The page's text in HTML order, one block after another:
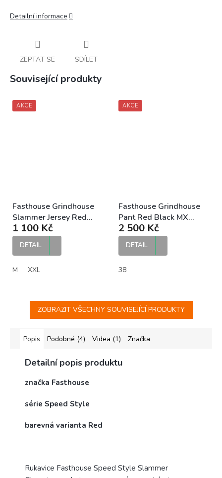
Detailní informace
ZEPTAT SE SDÍLET
Související produkty
AKCE
Fasthouse Grindhouse
Slammer Jersey Red
Black MX dres
1 100 Kč
DETAIL
M XXL
AKCE
Fasthouse Grindhouse
Pant Red Black MX
kalhoty
2 500 Kč
DETAIL
38
ZOBRAZIT VŠECHNY SOUVISEJÍCÍ PRODUKTY
Popis Podobné (4) Videa (1) Značka
Detailní popis produktu
značka Fasthouse
série Speed Style
barevná varianta Red
Rukavice Fasthouse Speed Style Slammer